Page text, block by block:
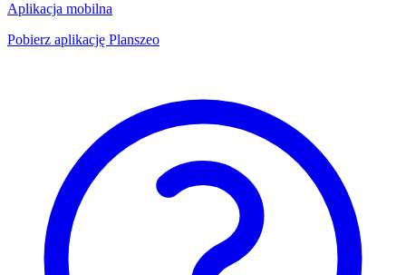
Aplikacja mobilna
Pobierz aplikację Planszeo